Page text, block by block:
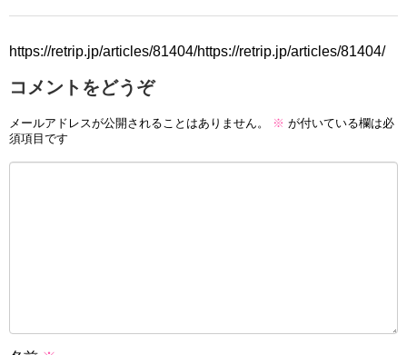
https://retrip.jp/articles/81404/https://retrip.jp/articles/81404/
コメントをどうぞ
メールアドレスが公開されることはありません。 ※ が付いている欄は必
須項目です